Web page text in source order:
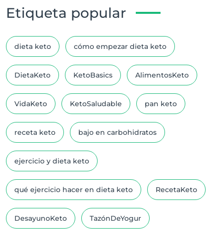
Etiqueta popular
dieta keto cómo empezar dieta keto
DietaKeto KetoBasics AlimentosKeto
VidaKeto KetoSaludable pan keto
receta keto bajo en carbohidratos
ejercicio y dieta keto
qué ejercicio hacer en dieta keto RecetaKeto
DesayunoKeto TazónDeYogur